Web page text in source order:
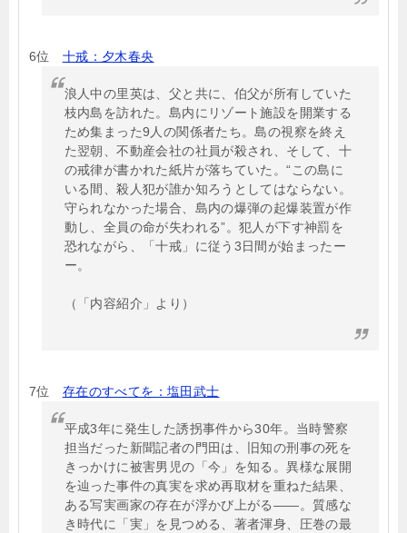
6位 十戒：夕木春央
浪人中の里英は、父と共に、伯父が所有していた
枝内島を訪れた。島内にリゾート施設を開業する
ため集まった9人の関係者たち。島の視察を終え
た翌朝、不動産会社の社員が殺され、そして、十
の戒律が書かれた紙片が落ちていた。“この島に
いる間、殺人犯が誰か知ろうとしてはならない。
守られなかった場合、島内の爆弾の起爆装置が作
動し、全員の命が失われる”。犯人が下す神罰を
恐れながら、「十戒」に従う3日間が始まったー
ー。
（「内容紹介」より）
7位 存在のすべてを：塩田武士
平成3年に発生した誘拐事件から30年。当時警察
担当だった新聞記者の門田は、旧知の刑事の死を
きっかけに被害男児の「今」を知る。異様な展開
を辿った事件の真実を求め再取材を重ねた結果、
ある写実画家の存在が浮かび上がる――。質感な
き時代に「実」を見つめる、著者渾身、圧巻の最